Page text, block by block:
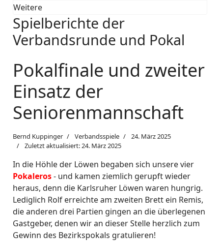
Weitere
Spielberichte der
Verbandsrunde und Pokal
Pokalfinale und zweiter
Einsatz der
Seniorenmannschaft
Bernd Kuppinger Verbandsspiele
24. März 2025
Zuletzt aktualisiert: 24. März 2025
In die Höhle der Löwen begaben sich unsere vier
Pokaleros- und kamen ziemlich gerupft wieder
heraus, denn die Karlsruher Löwen waren hungrig.
Lediglich Rolf erreichte am zweiten Brett ein Remis,
die anderen drei Partien gingen an die überlegenen
Gastgeber, denen wir an dieser Stelle herzlich zum
Gewinn des Bezirkspokals gratulieren!